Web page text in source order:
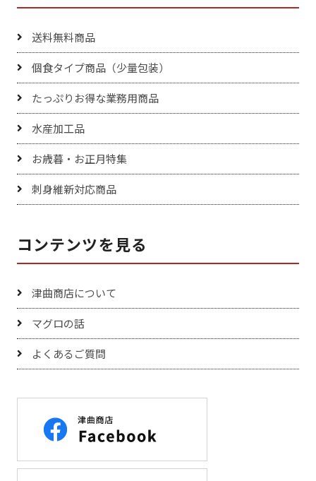
送料無料商品
個食タイプ商品（少量包装）
たっぷりお得な業務用商品
水産加工品
お歳暮・お正月特集
刺身維新対応商品
コンテンツを見る
津曲商店について
マグロの話
よくあるご質問